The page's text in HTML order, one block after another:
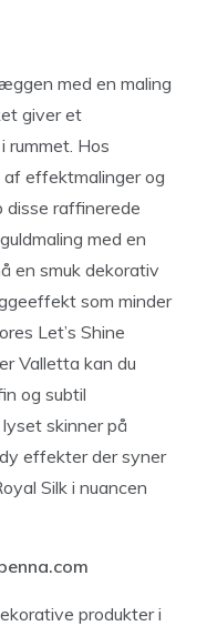
med en maling
giver et
rummet. Hos
effektmalinger og
disse raffinerede
med en
en smuk dekorativ
som minder
Let’s Shine
Valletta kan du
og subtil
skinner på
effekter der syner
Silk i nuancen
produkter i